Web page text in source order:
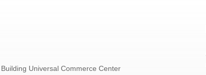
Universal Commerce Center